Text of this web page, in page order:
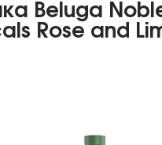
Beluga
Rose and